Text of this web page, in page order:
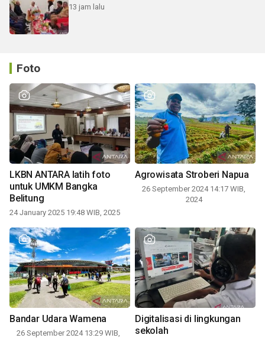
13 jam lalu
Foto
LKBN ANTARA latih foto
untuk UMKM Bangka
Belitung
24 January 2025 19:48 WIB, 2025
Agrowisata Stroberi Napua
26 September 2024 14:17 WIB,
2024
Bandar Udara Wamena
26 September 2024 13:29 WIB,
Digitalisasi di lingkungan
sekolah